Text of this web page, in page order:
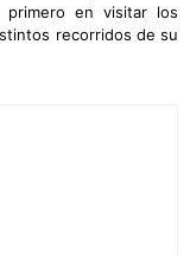
en visitar los
recorridos de su